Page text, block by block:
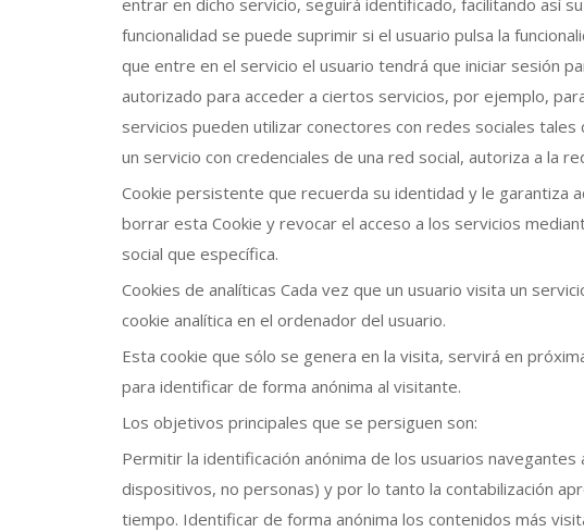
entrar en dicho servicio, seguirá identificado, facilitando así
funcionalidad se puede suprimir si el usuario pulsa la
que entre en el servicio el usuario tendrá que iniciar sesión
autorizado para acceder a ciertos servicios, por ejemplo,
servicios pueden utilizar conectores con redes sociales
un servicio con credenciales de una red social, autoriza a la
Cookie persistente que recuerda su identidad y le garantiza
borrar esta Cookie y revocar el acceso a los servicios
social que específica.
Cookies de analíticas Cada vez que un usuario visita un
cookie analítica en el ordenador del usuario.
Esta cookie que sólo se genera en la visita, servirá en
para identificar de forma anónima al visitante.
Los objetivos principales que se persiguen son:
Permitir la identificación anónima de los usuarios
dispositivos, no personas) y por lo tanto la contabilización
tiempo. Identificar de forma anónima los contenidos más